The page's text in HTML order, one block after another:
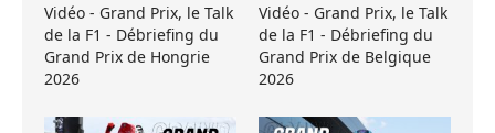
Vidéo - Grand Prix, le Talk
de la F1 - Débriefing du
Grand Prix de Hongrie
2026
Vidéo - Grand Prix, le Talk
de la F1 - Débriefing du
Grand Prix de Belgique
2026